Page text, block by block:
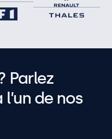
Parlez
de nos